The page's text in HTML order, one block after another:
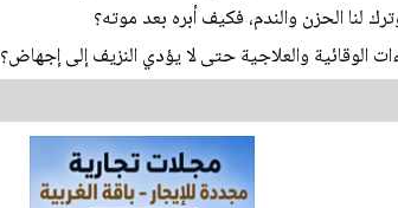
لنا الحزن والندم، فكيف أبره بعد موته؟
الوقائية والعلاجية حتى لا يؤدي النزيف إلى إجهاض؟